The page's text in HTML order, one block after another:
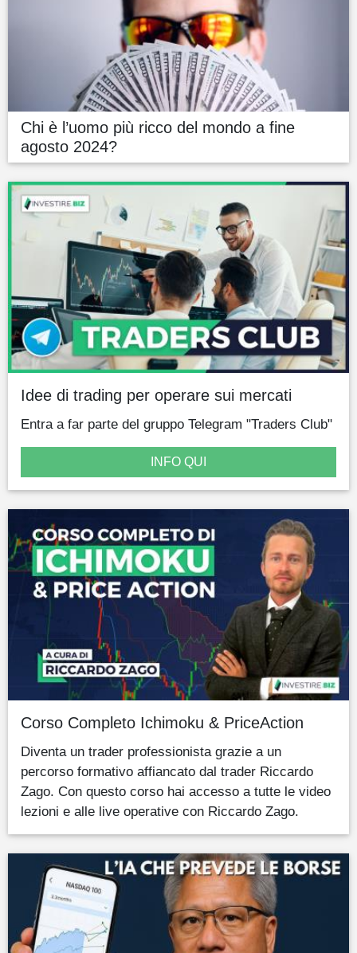
Chi è l’uomo più ricco del mondo a fine
agosto 2024?
Idee di trading per operare sui mercati
Entra a far parte del gruppo Telegram "Traders Club"
INFO QUI
Corso Completo Ichimoku & PriceAction
Diventa un trader professionista grazie a un
percorso formativo affiancato dal trader Riccardo
Zago. Con questo corso hai accesso a tutte le video
lezioni e alle live operative con Riccardo Zago.